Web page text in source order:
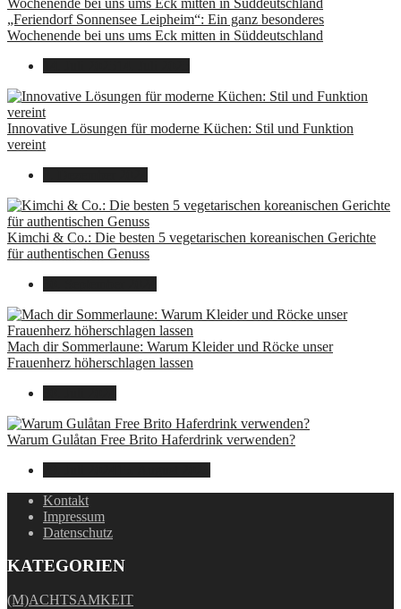
„Feriendorf Sonnensee Leipheim“: Ein ganz besonderes
Wochenende bei uns ums Eck mitten in Süddeutschland
Innovative Lösungen für moderne Küchen: Stil und Funktion
vereint
Kimchi & Co.: Die besten 5 vegetarischen koreanischen Gerichte
für authentischen Genuss
Mach dir Sommerlaune: Warum Kleider und Röcke unser
Frauenherz höherschlagen lassen
Warum Gulåtan Free Brito Haferdrink verwenden?
Kontakt
Impressum
Datenschutz
KATEGORIEN
(M)ACHTSAMKEIT